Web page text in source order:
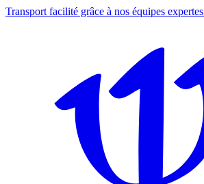
Transport facilité grâce à nos équipes expertes